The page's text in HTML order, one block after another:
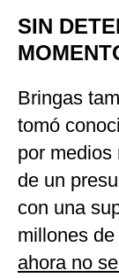
SIN
Bringas
tomó
por medios
de un
con una
millones
ahora no